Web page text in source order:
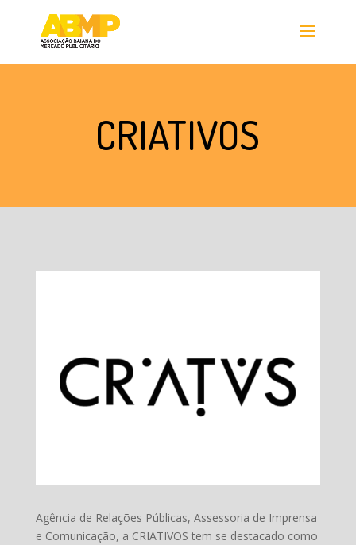
CRIATIVOS
Agência de Relações Públicas, Assessoria de Imprensa
e Comunicação, a CRIATIVOS tem se destacado como